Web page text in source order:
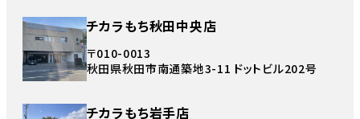
チカラもち秋田中央店
〒010-0013
秋田県秋田市南通築地3-11 ドットビル202号
チカラもち岩手店